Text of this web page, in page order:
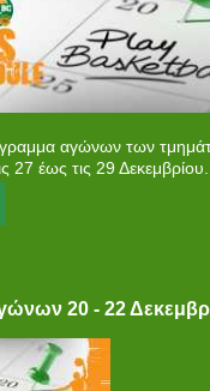
αγώνων των
27 έως τις 29 Δεκεμβρίου.
20 - 22